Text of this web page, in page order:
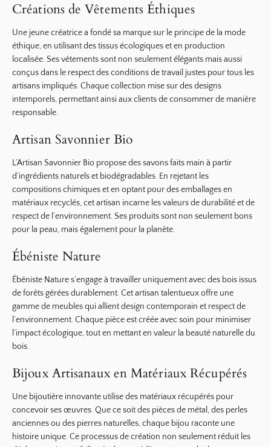
Créations de Vêtements Éthiques
Une jeune créatrice a fondé sa marque sur le principe de la mode
éthique, en utilisant des tissus écologiques et en production
localisée. Ses vêtements sont non seulement élégants mais aussi
conçus dans le respect des conditions de travail justes pour tous les
artisans impliqués. Chaque collection mise sur des designs
intemporels, permettant ainsi aux clients de consommer de manière
responsable.
Artisan Savonnier Bio
L’Artisan Savonnier Bio propose des savons faits main à partir
d’ingrédients naturels et biodégradables. En rejetant les
compositions chimiques et en optant pour des emballages en
matériaux recyclés, cet artisan incarne les valeurs dedurabilitéet de
respect de l’environnement. Ses produits sont non seulement bons
pour la peau, mais également pour la planète.
Ébéniste Nature
Ébéniste Nature s’engage à travailler uniquement avec des bois issus
de forêts gérées durablement. Cet artisan talentueux offre une
gamme de meubles qui allient design contemporain et respect de
l’environnement. Chaque pièce est créée avec soin pour minimiser
l’impact écologique, tout en mettant en valeur la beauté naturelle du
bois.
Bijoux Artisanaux en Matériaux Récupérés
Une bijoutière innovante utilise des matériaux récupérés pour
concevoir ses œuvres. Que ce soit des pièces de métal, des perles
anciennes ou des pierres naturelles, chaque bijou raconte une
histoire unique. Ce processus de création non seulement réduit les